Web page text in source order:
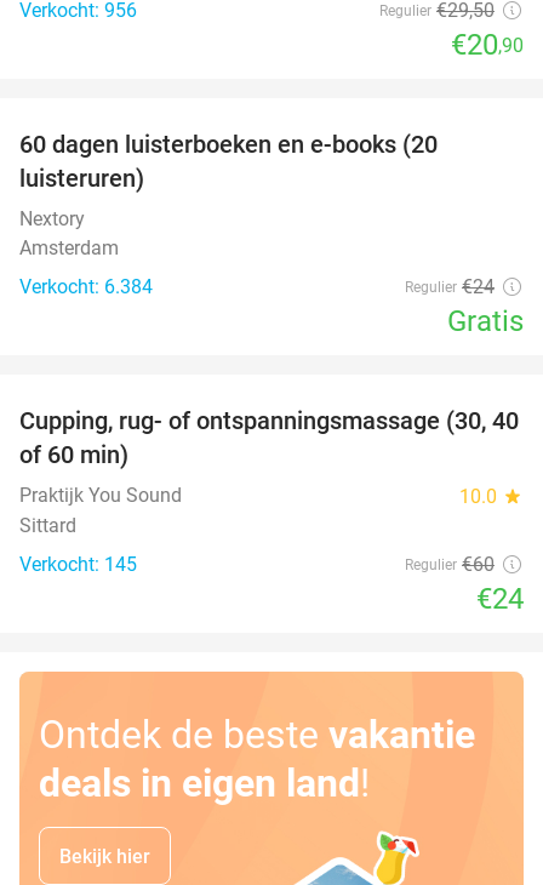
Verkocht: 956
Regulier €29,50
€20,90
60 dagen luisterboeken en e-books (20
luisteruren)
Nextory
Amsterdam
Verkocht: 6.384
Regulier €24
Gratis
60%
Cupping, rug- of ontspanningsmassage (30, 40
of 60 min)
Praktijk You Sound 10.0 star
Sittard
Verkocht: 145
Regulier €60
€24
Ontdek de beste vakantie
deals in eigen land!
Bekijk hier